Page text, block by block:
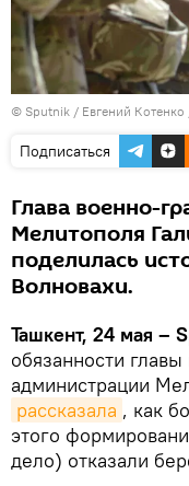
© Sputnik / Евгений Котенко
Подписаться
Глава военно-
Мелитополя
поделилась
Волновахи.
Ташкент, 24 мая –
обязанности
администрации
рассказала , как
этого
дело) отказали